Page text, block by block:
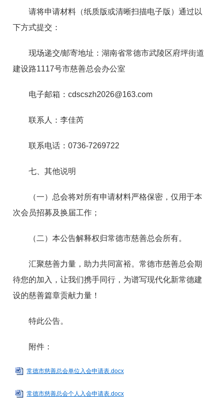
请将申请材料（纸质版或清晰扫描电子版）通过以
下方式提交：
现场递交/邮寄地址：湖南省常德市武陵区府坪街道
建设路1117号市慈善总会办公室
电子邮箱：cdscszh2026@163.com
联系人：李佳芮
联系电话：0736-7269722
七、其他说明
（一）总会将对所有申请材料严格保密，仅用于本
次会员招募及换届工作；
（二）本公告解释权归常德市慈善总会所有。
汇聚慈善力量，助力共同富裕。常德市慈善总会期
待您的加入，让我们携手同行，为谱写现代化新常德建
设的慈善篇章贡献力量！
特此公告。
附件：
常德市慈善总会单位入会申请表.docx
常德市慈善总会个人入会申请表.docx